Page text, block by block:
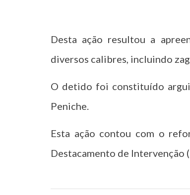
Desta ação resultou a
diversos calibres, incluindo
O detido foi constituído
Peniche.
Esta ação contou com o
Destacamento de Intervenção